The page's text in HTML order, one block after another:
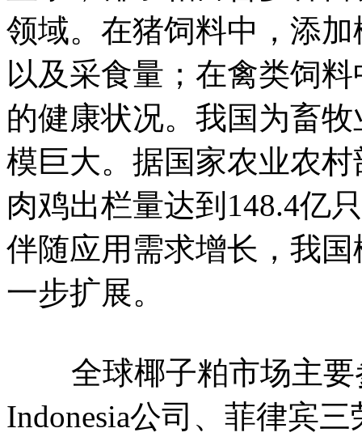
领域。在猪饲料中，添
以及采食量；在禽类饲
的健康状况。我国为畜
模巨大。据国家农业农
肉鸡出栏量达到148.4亿
伴随应用需求增长，我
一步扩展。
全球椰子粕市场主要
Indonesia公司、菲律宾